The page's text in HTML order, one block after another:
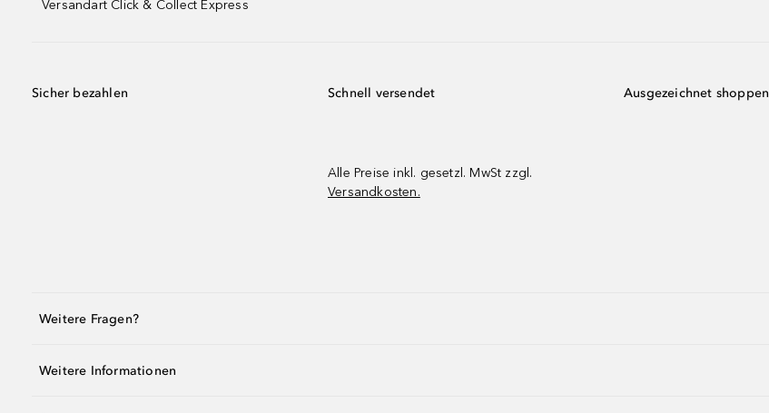
Versandart Click & Collect Express
Sicher bezahlen Schnell versendet
Alle Preise inkl. gesetzl. MwSt zzgl.
Versandkosten.
Ausgezeichnet shoppen
Weitere Fragen?
Weitere Informationen